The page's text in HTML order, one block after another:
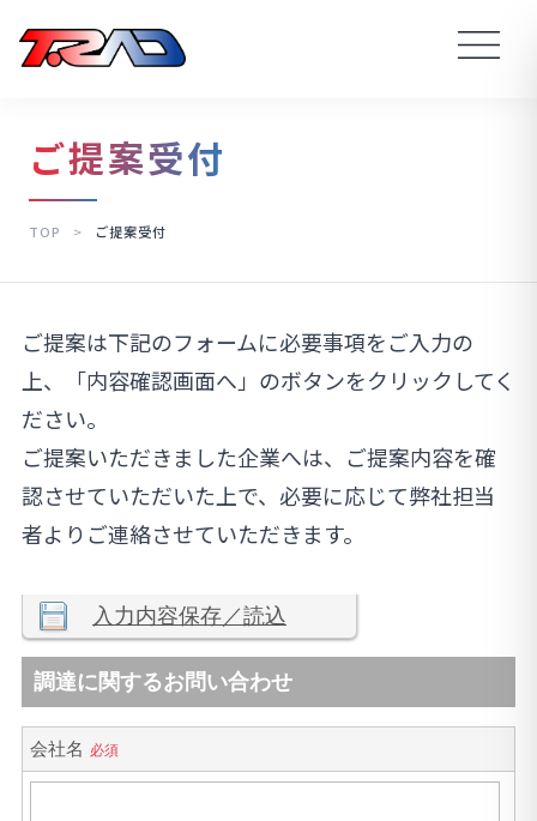
ご提案受付
TOP > ご提案受付
ご提案は下記のフォームに必要事項をご入力の
上、「内容確認画面へ」のボタンをクリックしてく
ださい。
ご提案いただきました企業へは、ご提案内容を確
認させていただいた上で、必要に応じて弊社担当
者よりご連絡させていただきます。